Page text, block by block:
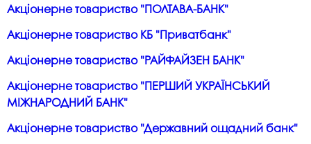
Акціонерне товариство "ПОЛТАВА-БАНК"
Акціонерне товариство КБ "Приватбанк"
Акціонерне товариство "РАЙФАЙЗЕН БАНК"
Акціонерне товариство "ПЕРШИЙ УКРАЇНСЬКИЙ
МІЖНАРОДНИЙ БАНК"
Акціонерне товариство "Державний ощадний банк"